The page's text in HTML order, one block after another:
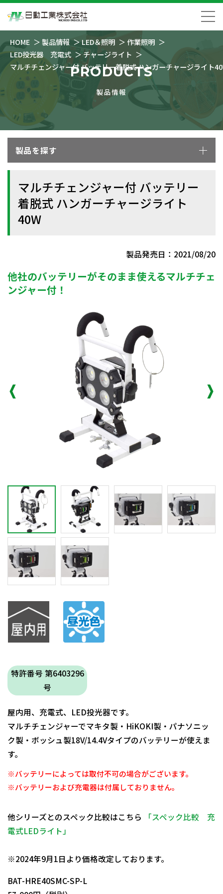
HOME 製品情報 LED＆照明
作業照明
LED投光器 充電式
チャージライト
マルチチェンジャー付 バッテリー着脱式 ハンガーチャージライト
PRODUCTS
製品情報
製品を探す
マルチチェンジャー付 バッテリー
着脱式 ハンガーチャージライト
40W
製品発売日：2021/08/20
他社のバッテリーがそのまま使えるマルチチェ
ンジャー付！
特許番号 第6403296
号
屋内用、充電式、LED投光器です。
マルチチェンジャーでマキタ製・HiKOKI製・パナソニッ
ク製・ボッシュ製18V/14.4Vタイプのバッテリーが使えま
す。
※バッテリーによっては取付不可の場合がございます。
※バッテリーおよび充電器は付属しておりません。
他シリーズとのスペック比較はこちら
「スペック比較 充
電式LEDライト」
※2024年9月1日より価格改定しております。
BAT-HRE40SMC-SP-L